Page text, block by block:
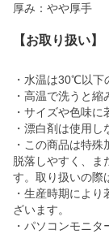
厚み：やや厚手
【お取り扱い】
・水温は30℃以下
・高温で洗うと縮
・サイズや色味に
・漂白剤は使用し
・この商品は特
脱落しやすく、ま
す。取り扱いの際
・生産時期によ
ざいます。
・パソコンモニ